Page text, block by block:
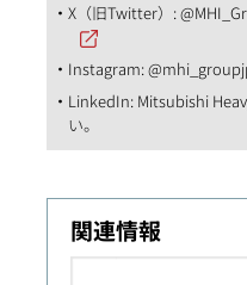
X（旧Twitter）:
Instagram:
LinkedIn: Mitsubishi
い。
関連情報